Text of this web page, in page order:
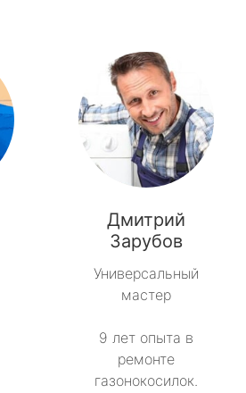
Дмитрий
Зарубов
Универсальный
мастер
9 лет опыта в
ремонте
газонокосилок.